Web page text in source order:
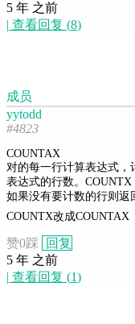
5 年 之前
| 查看回复 (8)
成员
yytodd
#4823
COUNTAX
对的每一行计算表达式
表达式的行数。
如果没有要计数的行则返
COUNTX改成COUNTAX
赞0踩
回复
5 年 之前
| 查看回复 (1)